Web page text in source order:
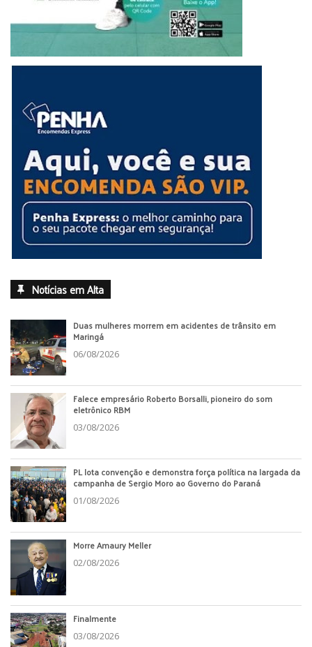
Notícias em Alta
Duas mulheres morrem em acidentes de trânsito em
Maringá
06/08/2026
Falece empresário Roberto Borsalli, pioneiro do som
eletrônico RBM
03/08/2026
PL lota convenção e demonstra força política na largada da
campanha de Sergio Moro ao Governo do Paraná
01/08/2026
Morre Amaury Meller
02/08/2026
Finalmente
03/08/2026